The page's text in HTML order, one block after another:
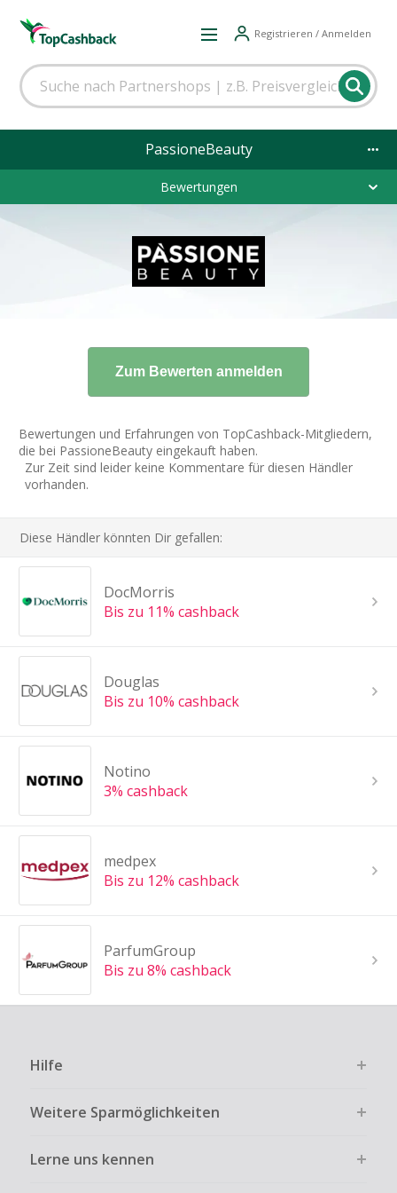
Registrieren / Anmelden
PassioneBeauty
Bewertungen
Bewertungen und Erfahrungen von TopCashback-Mitgliedern,
die bei PassioneBeauty eingekauft haben.
Zur Zeit sind leider keine Kommentare für diesen Händler
vorhanden.
Diese Händler könnten Dir gefallen:
DocMorris
Bis zu 11% cashback
Douglas
Bis zu 10% cashback
Notino
3% cashback
medpex
Bis zu 12% cashback
ParfumGroup
Bis zu 8% cashback
Hilfe
Weitere Sparmöglichkeiten
Lerne uns kennen